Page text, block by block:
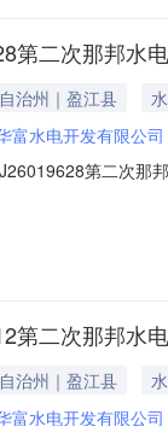
第二次那邦水
治州｜盈江县
富水电开发有限公司
第二次
第二次那邦水
治州｜盈江县
富水电开发有限公司